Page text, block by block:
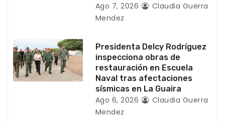
Ago 7, 2026
Claudia Guerra
Mendez
Presidenta Delcy Rodríguez
inspecciona obras de
restauración en Escuela
Naval tras afectaciones
sísmicas en La Guaira
Ago 6, 2026
Claudia Guerra
Mendez